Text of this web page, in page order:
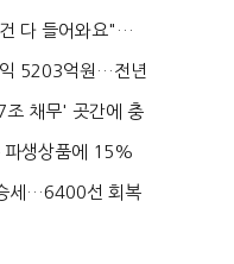
' 20...
다 들어와요"…
...
5203억원…전년
채무' 곳간에 충
파생상품에 15%
"...
세…6400선 회복